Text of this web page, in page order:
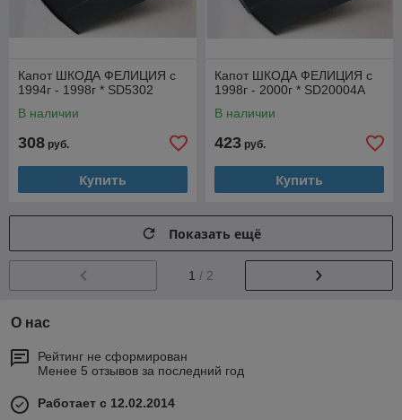
Капот ШКОДА ФЕЛИЦИЯ с
1994г - 1998г * SD5302
В наличии
308 руб.
Купить
Капот ШКОДА ФЕЛИЦИЯ с
1998г - 2000г * SD20004A
В наличии
423 руб.
Купить
Показать ещё
1 / 2
О нас
Рейтинг не сформирован
Менее 5 отзывов за последний год
Работает с 12.02.2014